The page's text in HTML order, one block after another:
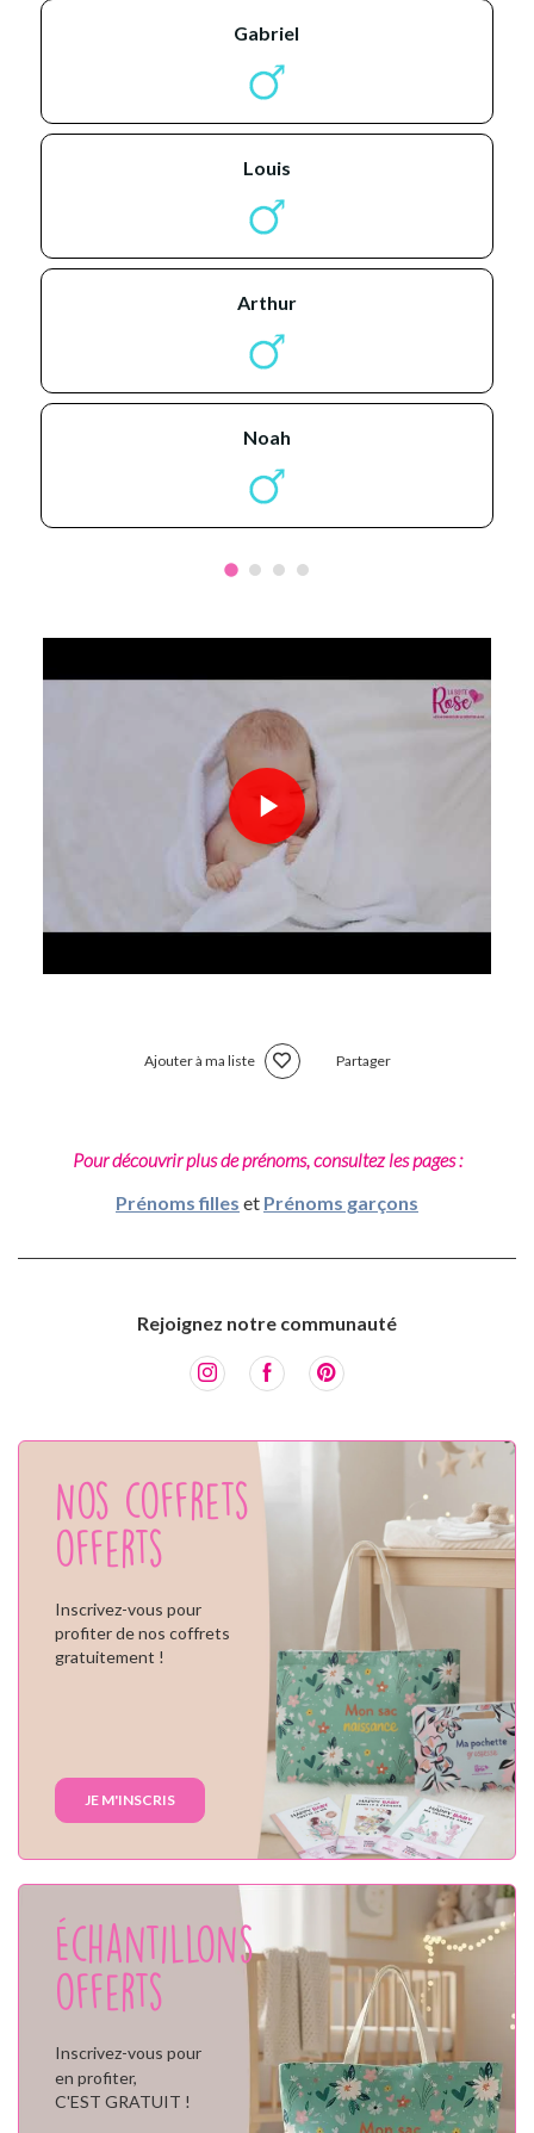
gabriel
louis
arthur
noah
Ajouter à ma liste Partager
Pour découvrir plus de prénoms, consultez les pages :
Prénoms filles et Prénoms garçons
Rejoignez notre communauté
Nos coffrets
offerts
Inscrivez-vous pour
profiter de nos coffrets
gratuitement !
JE M'INSCRIS
Échantillons
offerts
Inscrivez-vous pour
en profiter,
C'EST GRATUIT !